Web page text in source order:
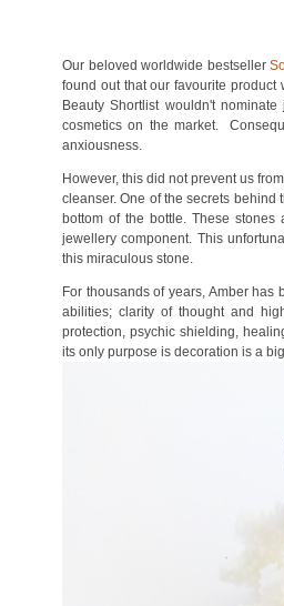
Our beloved worldwide bestseller
found out that our favourite
Beauty Shortlist wouldn't
cosmetics on the market.
anxiousness.
However, this did not prevent us
cleanser. One of the secrets
bottom of the bottle. These
jewellery component. This
this miraculous stone.
For thousands of years, Amber has
abilities; clarity of thought and
protection, psychic shielding,
its only purpose is decoration is a